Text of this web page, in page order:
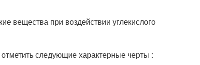
вещества при воздействии углекислого
следующие характерные черты :